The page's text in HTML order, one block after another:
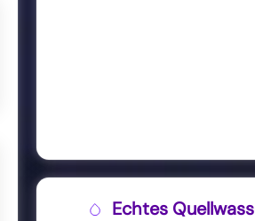
Echtes